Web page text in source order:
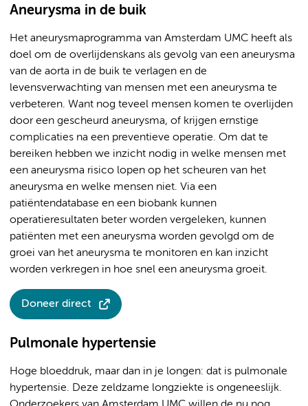
Aneurysma in de buik
Het aneurysmaprogramma van Amsterdam UMC heeft als
doel om de overlijdenskans als gevolg van een aneurysma
van de aorta in de buik te verlagen en de
levensverwachting van mensen met een aneurysma te
verbeteren. Want nog teveel mensen komen te overlijden
door een gescheurd aneurysma, of krijgen ernstige
complicaties na een preventieve operatie. Om dat te
bereiken hebben we inzicht nodig in welke mensen met
een aneurysma risico lopen op het scheuren van het
aneurysma en welke mensen niet. Via een
patiëntendatabase en een biobank kunnen
operatieresultaten beter worden vergeleken, kunnen
patiënten met een aneurysma worden gevolgd om de
groei van het aneurysma te monitoren en kan inzicht
worden verkregen in hoe snel een aneurysma groeit.
Doneer direct
Pulmonale hypertensie
Hoge bloeddruk, maar dan in je longen: dat is pulmonale
hypertensie. Deze zeldzame longziekte is ongeneeslijk.